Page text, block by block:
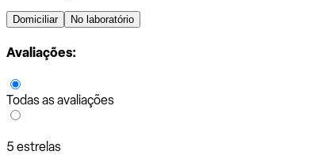
Domiciliar No laboratório
Avaliações:
Todas as avaliações
5 estrelas